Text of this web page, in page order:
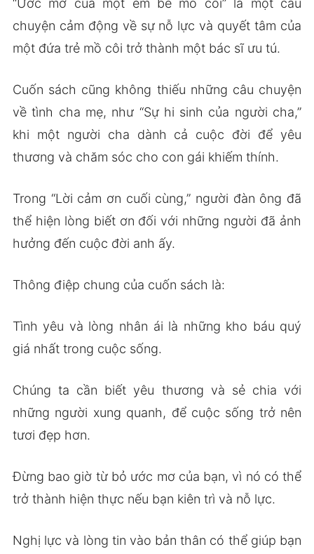
“Ước mơ của một em bé mồ côi” là một câu
chuyện cảm động về sự nỗ lực và quyết tâm của
một đứa trẻ mồ côi trở thành một bác sĩ ưu tú.
Cuốn sách cũng không thiếu những câu chuyện
về tình cha mẹ, như “Sự hi sinh của người cha,”
khi một người cha dành cả cuộc đời để yêu
thương và chăm sóc cho con gái khiếm thính.
Trong “Lời cảm ơn cuối cùng,” người đàn ông đã
thể hiện lòng biết ơn đối với những người đã ảnh
hưởng đến cuộc đời anh ấy.
Thông điệp chung của cuốn sách là:
Tình yêu và lòng nhân ái là những kho báu quý
giá nhất trong cuộc sống.
Chúng ta cần biết yêu thương và sẻ chia với
những người xung quanh, để cuộc sống trở nên
tươi đẹp hơn.
Đừng bao giờ từ bỏ ước mơ của bạn, vì nó có thể
trở thành hiện thực nếu bạn kiên trì và nỗ lực.
Nghị lực và lòng tin vào bản thân có thể giúp bạn